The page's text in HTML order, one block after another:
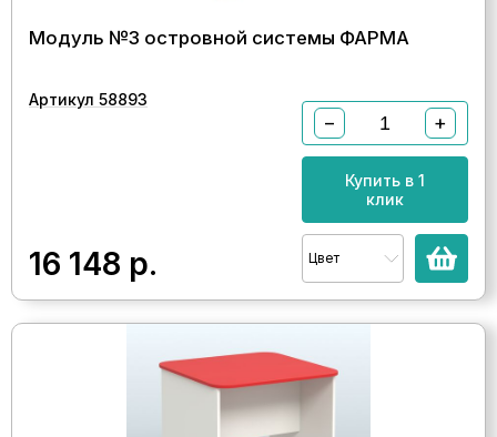
Модуль №3 островной системы ФАРМА
Артикул 58893
16 148 р.
− +
Купить в 1
клик
Цвет